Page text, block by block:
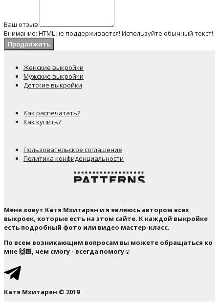
Ваш отзыв
Внимание: HTML не поддерживается! Используйте обычный текст!
Продолжить
Женские выкройки
Мужские выкройки
Детские выкройки
Как распечатать?
Как купить?
Пользовательское соглашение
Политика конфиденциальности
Меня зовут Катя Мхитарян и я являюсь автором всех
выкроек, которые есть на этом сайте. К каждой выкройке
есть подробный фото или видео мастер-класс.
По всем возникающим вопросам вы можете обращаться ко
мне 🙌🏻, чем смогу - всегда помогу☺️
Катя Мхитарян © 2019